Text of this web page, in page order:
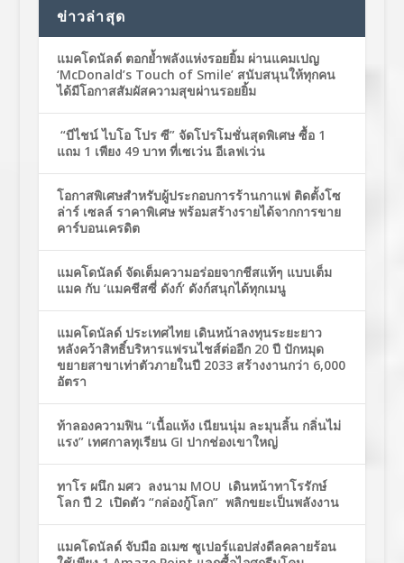
ข่าวล่าสุด
แมคโดนัลด์ ตอกย้ำพลังแห่งรอยยิ้ม ผ่านแคมเปญ
‘McDonald’s Touch of Smile’ สนับสนุนให้ทุกคน
ได้มีโอกาสสัมผัสความสุขผ่านรอยยิ้ม
“บีไชน์ ไบโอ โปร ซี” จัดโปรโมชั่นสุดพิเศษ ซื้อ 1
แถม 1 เพียง 49 บาท ที่เซเว่น อีเลฟเว่น
โอกาสพิเศษสำหรับผู้ประกอบการร้านกาแฟ ติดตั้งโซ
ล่าร์ เซลล์ ราคาพิเศษ พร้อมสร้างรายได้จากการขาย
คาร์บอนเครดิต
แมคโดนัลด์ จัดเต็มความอร่อยจากชีสแท้ๆ แบบเต็ม
แมค กับ ‘แมคชีสซี่ ดังก์’ ดังก์สนุกได้ทุกเมนู
แมคโดนัลด์ ประเทศไทย เดินหน้าลงทุนระยะยาว
หลังคว้าสิทธิ์บริหารแฟรนไชส์ต่ออีก 20 ปี ปักหมุด
ขยายสาขาเท่าตัวภายในปี 2033 สร้างงานกว่า 6,000
อัตรา
ท้าลองความฟิน “เนื้อแห้ง เนียนนุ่ม ละมุนลิ้น กลิ่นไม่
แรง” เทศกาลทุเรียน GI ปากช่องเขาใหญ่
ทาโร ผนึก มศว ลงนาม MOU เดินหน้าทาโรรักษ์
โลก ปี 2 เปิดตัว “กล่องกู้โลก” พลิกขยะเป็นพลังงาน
แมคโดนัลด์ จับมือ อเมซ ซูเปอร์แอปส่งดีลคลายร้อน